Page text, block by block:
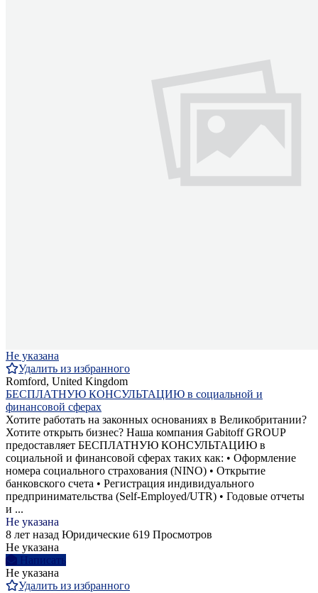
Не указана
Удалить из избранного
Romford, United Kingdom
БЕСПЛАТНУЮ КОНСУЛЬТАЦИЮ в социальной и
финансовой сферах
Хотите работать на законных основаниях в Великобритании?
Хотите открыть бизнес? Наша компания Gabitoff GROUP
предоставляет БЕСПЛАТНУЮ КОНСУЛЬТАЦИЮ в
социальной и финансовой сферах таких как: • Оформление
номера социального страхования (NINO) • Открытие
банковского счета • Регистрация индивидуального
предпринимательства (Self-Employed/UTR) • Годовые отчеты
и ...
Не указана
8 лет назад Юридические 619 Просмотров
Не указана
Написать
Не указана
Удалить из избранного